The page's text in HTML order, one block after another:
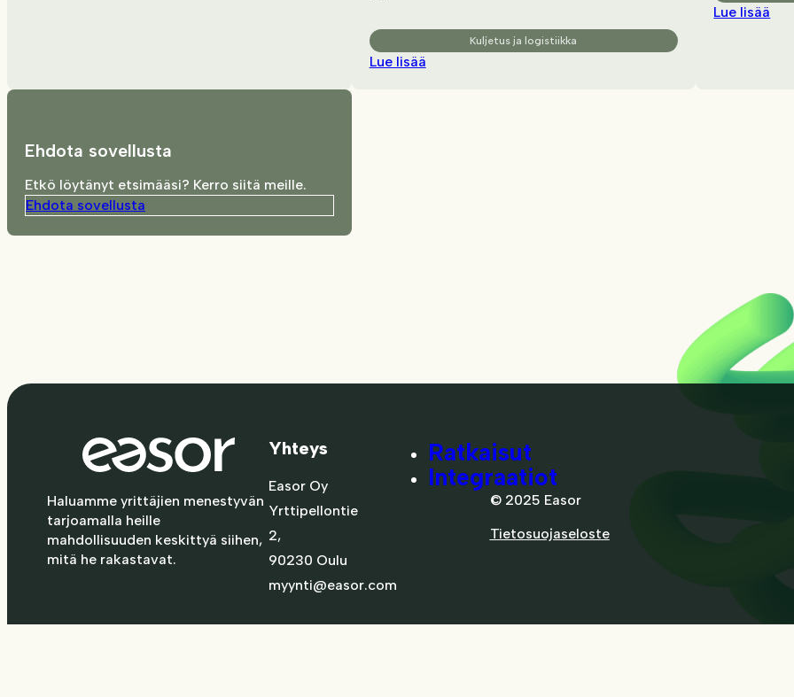
Kuljetus ja logistiikka
Lue lisää
Lue lisää
Ehdota sovellusta
Etkö löytänyt etsimääsi? Kerro siitä meille.
Ehdota sovellusta
Haluamme yrittäjien menestyvän
tarjoamalla heille
mahdollisuuden keskittyä siihen,
mitä he rakastavat.
Yhteys
Easor Oy
Yrttipellontie
2,
90230 Oulu
myynti@easor.com
Ratkaisut
Integraatiot
© 2025 Easor
Tietosuojaseloste